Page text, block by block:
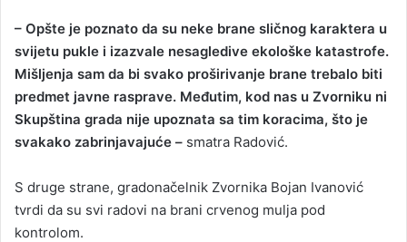
– Opšte je poznato da su neke brane sličnog karaktera u
svijetu pukle i izazvale nesagledive ekološke katastrofe.
Mišljenja sam da bi svako proširivanje brane trebalo biti
predmet javne rasprave. Međutim, kod nas u Zvorniku ni
Skupština grada nije upoznata sa tim koracima, što je
svakako zabrinjavajuće – smatra Radović.
S druge strane, gradonačelnik Zvornika Bojan Ivanović
tvrdi da su svi radovi na brani crvenog mulja pod
kontrolom.